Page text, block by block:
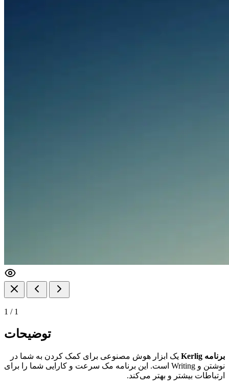
1 / 1
توضیحات
برنامه Kerlig
یک ابزار هوش مصنوعی برای کمک کردن به شما در
نوشتن و Writing است. این برنامه مک سرعت و کارایی شما را برای
ارتباطات بیشتر و بهتر می‌کند.